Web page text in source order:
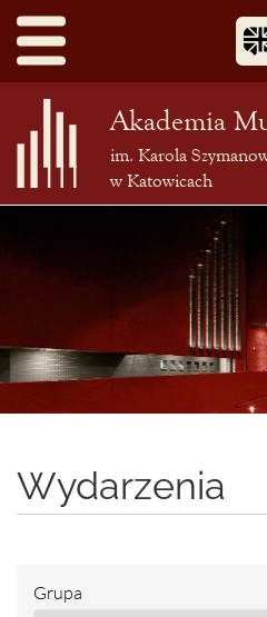
Akademia
im. Karola
w Katowicach
Wydarzenia
Grupa